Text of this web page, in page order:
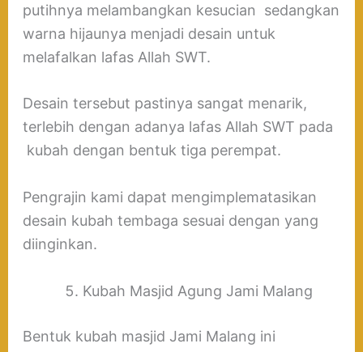
putihnya melambangkan kesucian sedangkan
warna hijaunya menjadi desain untuk
melafalkan lafas Allah SWT.
Desain tersebut pastinya sangat menarik,
terlebih dengan adanya lafas Allah SWT pada
kubah dengan bentuk tiga perempat.
Pengrajin kami dapat mengimplematasikan
desain kubah tembaga sesuai dengan yang
diinginkan.
Kubah Masjid Agung Jami Malang
Bentuk kubah masjid Jami Malang ini